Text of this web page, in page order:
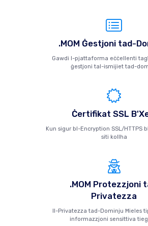
.MOM Ġestjoni tad-
Gawdi l-pjattaforma eċċellenti
ġestjoni tal-ismijiet tad-
Ċertifikat SSL
Kun sigur bl-Encryption SSL/HTTPS
siti kollha
.MOM Protezzjoni
Privatezza
Il-Privatezza tad-Dominju Ħieles
informazzjoni sensittiva